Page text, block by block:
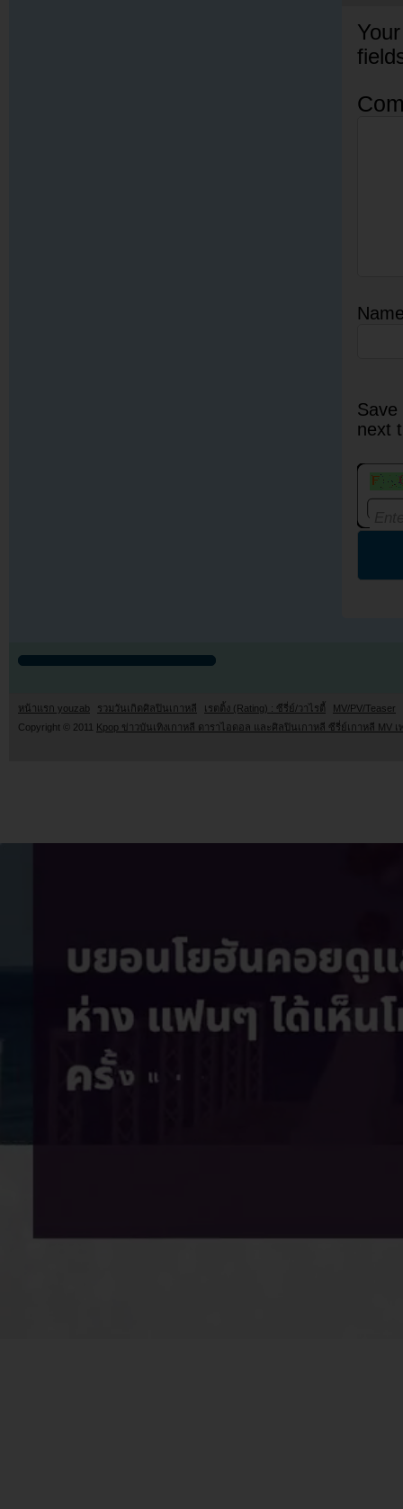
next
หน้าแรก youzab รวมวันเกิดศิลปินเกาหลี เรตติ้ง (Rating) : ซีรี่ย์/วาไรตี้
MV/PV/Teaser
Copyright © 2011 Kpop ข่าวบันเทิงเกาหลี ดาราไอดอล และศิลปินเกาหลี ซีรี่ย์เกาหลี MV